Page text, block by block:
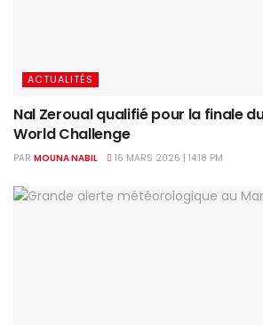
ACTUALITÉS
Nal Zeroual qualifié pour la finale
World Challenge
PAR MOUNA NABIL 16 MARS 2026 | 14:18 PM